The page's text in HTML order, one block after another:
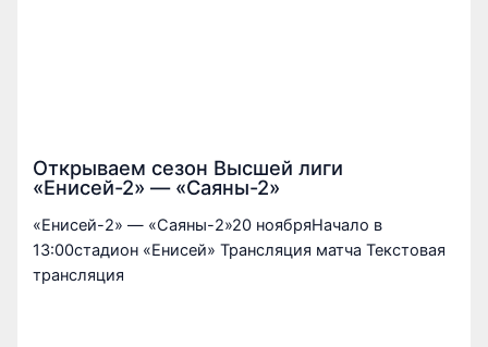
Открываем сезон Высшей лиги
«Енисей-2» — «Саяны-2»
«Енисей-2» — «Саяны-2»20 ноябряНачало в
13:00стадион «Енисей» Трансляция матча Текстовая
трансляция